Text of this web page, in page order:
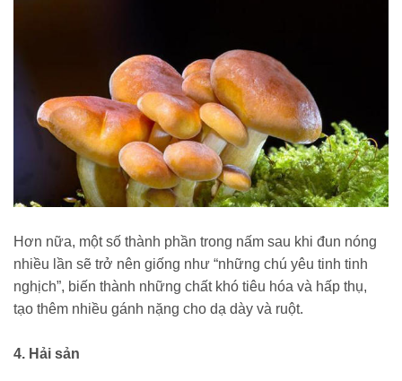
Hơn nữa, một số thành phần trong nấm sau khi đun nóng
nhiều lần sẽ trở nên giống như “những chú yêu tinh tinh
nghịch”, biến thành những chất khó tiêu hóa và hấp thụ,
tạo thêm nhiều gánh nặng cho dạ dày và ruột.
4. Hải sản